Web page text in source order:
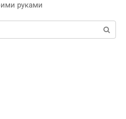
руками